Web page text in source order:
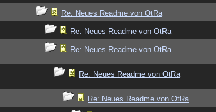
Re: Neues Readme von OtRa
Re: Neues Readme von OtRa
Re: Neues Readme von OtRa
Re: Neues Readme von OtRa
Re: Neues Readme von OtRa